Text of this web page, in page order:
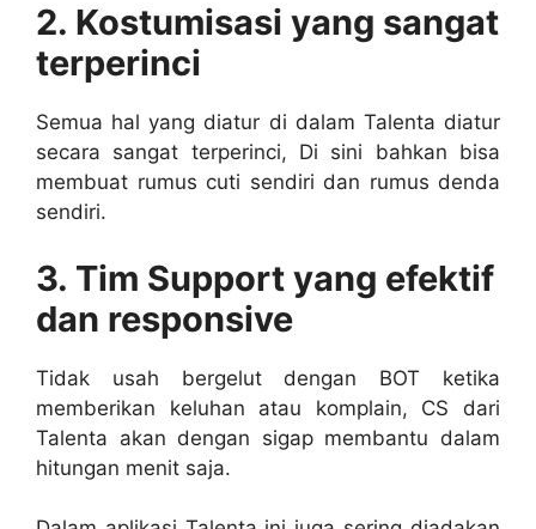
2. Kostumisasi yang sangat
terperinci
Semua hal yang diatur di dalam Talenta diatur
secara sangat terperinci, Di sini bahkan bisa
membuat rumus cuti sendiri dan rumus denda
sendiri.
3. Tim Support yang efektif
dan responsive
Tidak usah bergelut dengan BOT ketika
memberikan keluhan atau komplain, CS dari
Talenta akan dengan sigap membantu dalam
hitungan menit saja.